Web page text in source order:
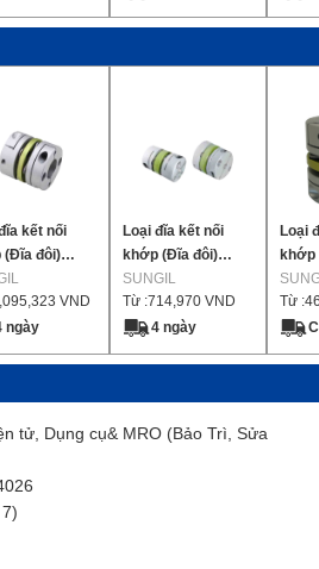
kết nối
(Đĩa đôi)
VND
ngày
Loại đĩa kết nối
khớp (Đĩa đôi)
SDWC
SUNGIL
Từ :714,970 VND
4 ngày
Loại
khớp
Từ :
tử, Dụng cụ& MRO (Bảo Trì, Sửa